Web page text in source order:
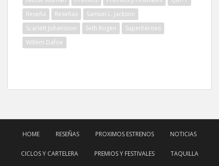
Reseña
Reseñas
Samuel L. Jackson
Scarlett Johansson
Seth Rogen
Superhéroes
Willem Dafoe
HOME RESEÑAS PROXIMOS ESTRENOS NOTICIAS
CICLOS Y CARTELERA PREMIOS Y FESTIVALES TAQUILLA